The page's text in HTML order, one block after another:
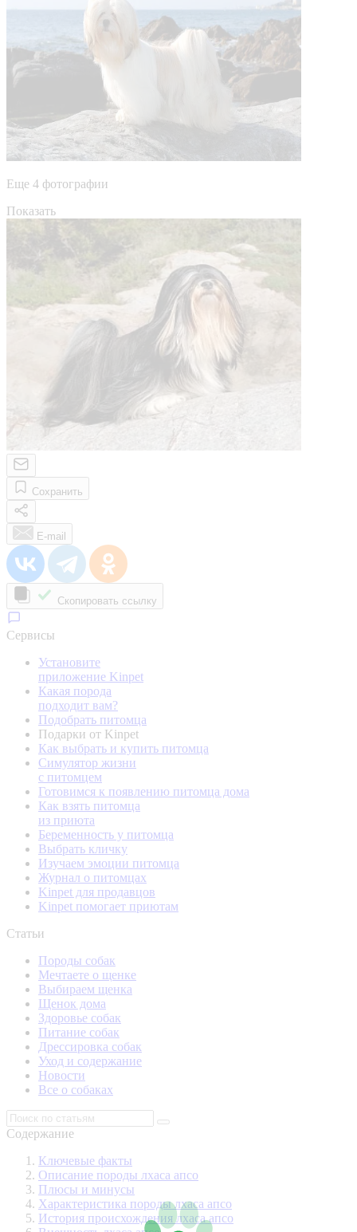
Еще 4 фотографии
Показать
Сохранить
E-mail
Скопировать ссылку
Сервисы
Установите
приложение Kinpet
Какая порода
подходит вам?
Подобрать питомца
Подарки от Kinpet
Как выбрать и купить питомца
Симулятор жизни
с питомцем
Готовимся к появлению питомца дома
Как взять питомца
из приюта
Беременность у питомца
Выбрать кличку
Изучаем эмоции питомца
Журнал о питомцах
Kinpet для продавцов
Kinpet помогает приютам
Статьи
Породы собак
Мечтаете о щенке
Выбираем щенка
Щенок дома
Здоровье собак
Питание собак
Дрессировка собак
Уход и содержание
Новости
Все о собаках
Содержание
Ключевые факты
Описание породы лхаса апсо
Плюсы и минусы
Характеристика породы лхаса апсо
История происхождения лхаса апсо